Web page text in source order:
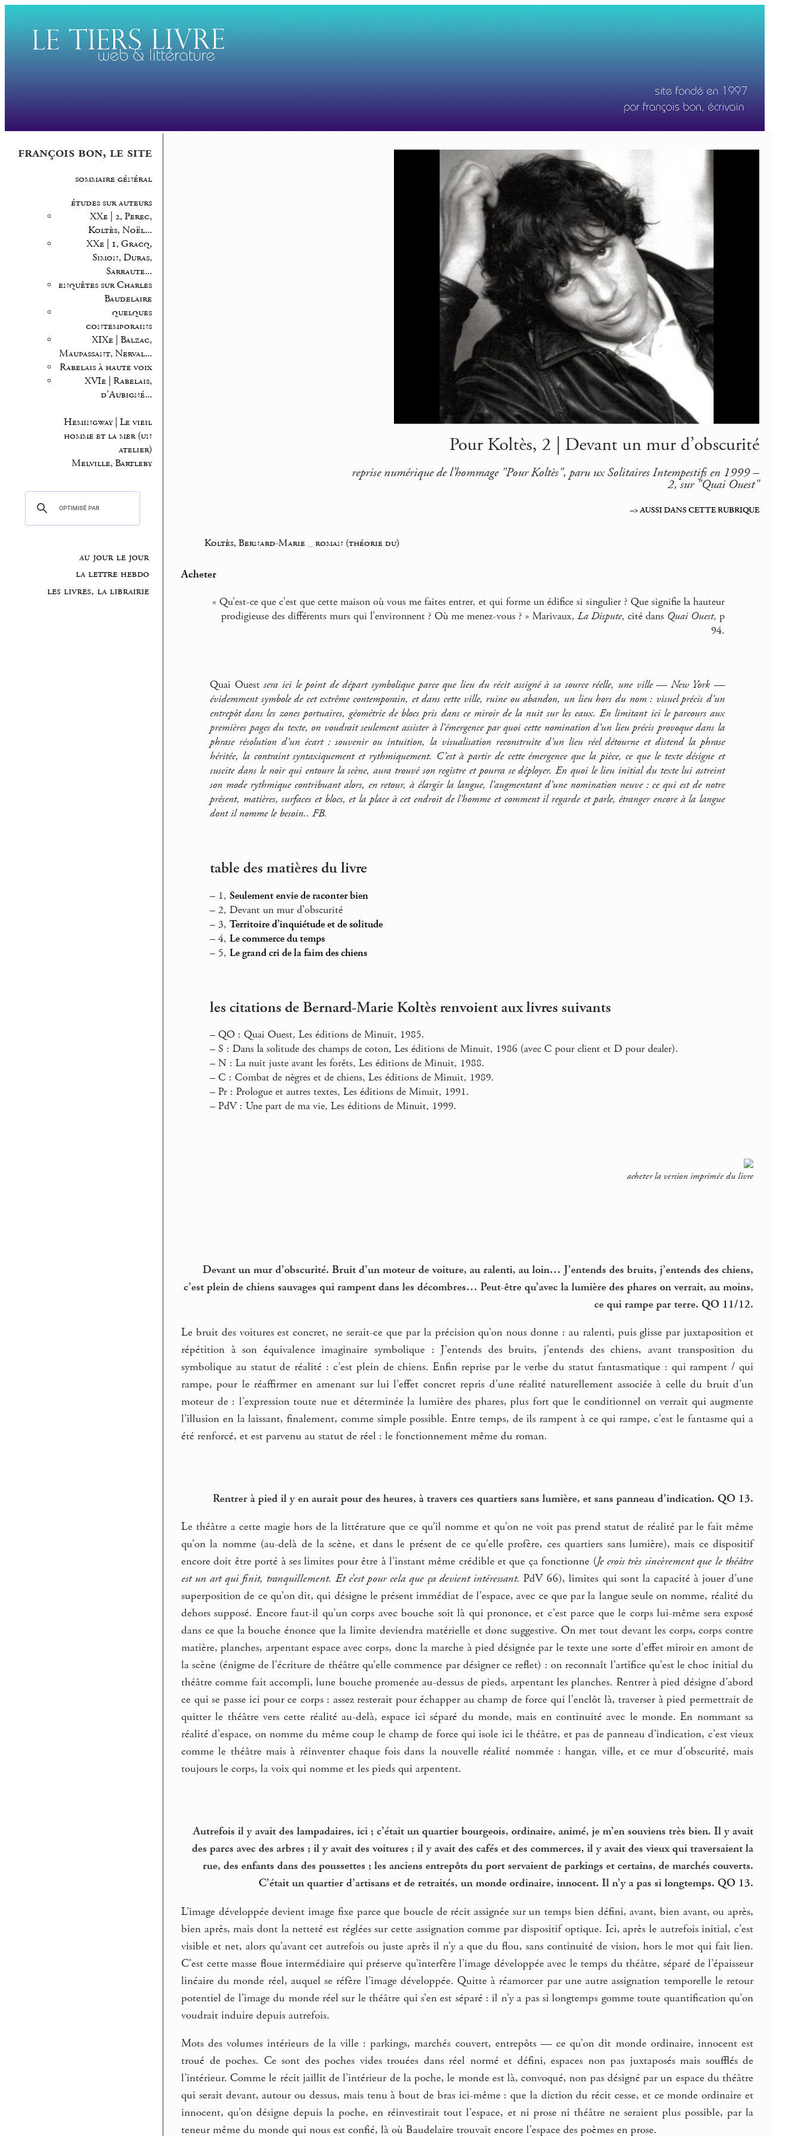
françois bon, le site
sommaire général
études sur auteurs
XXe | 2, Perec,
Koltès, Noël...
XXe | 1, Gracq,
Simon, Duras,
Sarraute...
enquêtes sur Charles
Baudelaire
quelques
contemporains
XIXe | Balzac,
Maupassant, Nerval...
Rabelais à haute voix
XVIe | Rabelais,
d’Aubigné...
Hemingway | Le vieil
homme et la mer (un
atelier)
Melville, Bartleby
au jour le jour
la lettre hebdo
les livres, la librairie
Pour Koltès, 2 | Devant un mur d’obscurité
reprise numérique de l’hommage "Pour Koltès", paru ux Solitaires Intempestifs en 1999 –
2, sur "Quai Ouest"
–> AUSSI DANS CETTE RUBRIQUE
Koltès, Bernard-Marie _roman (théorie du)
Acheter
« Qu’est-ce que c’est que cette maison où vous me faites entrer, et qui forme un édifice si singulier ? Que signifie la hauteur
prodigieuse des différents murs qui l’environnent ? Où me menez-vous ? » Marivaux,La Dispute, cité dans Quai Ouest, p
94.
Quai Ouestsera ici le point de départ symbolique parce que lieu du récit assigné à sa source réelle, une ville — New York —
évidemment symbole de cet extrême contemporain, et dans cette ville, ruine ou abandon, un lieu hors du nom : visuel précis d’un
entrepôt dans les zones portuaires, géométrie de blocs pris dans ce miroir de la nuit sur les eaux. En limitant ici le parcours aux
premières pages du texte, on voudrait seulement assister à l’émergence par quoi cette nomination d’un lieu précis provoque dans la
phrase résolution d’un écart : souvenir ou intuition, la visualisation reconstruite d’un lieu réel détourne et distend la phrase
héritée, la contraint syntaxiquement et rythmiquement. C’est à partir de cette émergence que la pièce, ce que le texte désigne et
suscite dans le noir qui entoure la scène, aura trouvé son registre et pourra se déployer. En quoi le lieu initial du texte lui astreint
son mode rythmique contribuant alors, en retour, à élargir la langue, l’augmentant d’une nomination neuve : ce qui est de notre
présent, matières, surfaces et blocs, et la place à cet endroit de l’homme et comment il regarde et parle, étranger encore à la langue
dont il nomme le besoin.. FB.
table des matières du livre
– 1, Seulement envie de raconter bien
– 2, Devant un mur d’obscurité
– 3, Territoire d’inquiétude et de solitude
– 4, Le commerce du temps
– 5, Le grand cri de la faim des chiens
les citations de Bernard-Marie Koltès renvoient aux livres suivants
– QO : Quai Ouest, Les éditions de Minuit, 1985.
– S : Dans la solitude des champs de coton, Les éditions de Minuit, 1986 (avec C pour client et D pour dealer).
– N : La nuit juste avant les forêts, Les éditions de Minuit, 1988.
– C : Combat de nègres et de chiens, Les éditions de Minuit, 1989.
– Pr : Prologue et autres textes, Les éditions de Minuit, 1991.
– PdV : Une part de ma vie, Les éditions de Minuit, 1999.
acheter la version imprimée du livre
Devant un mur d’obscurité. Bruit d’un moteur de voiture, au ralenti, au loin… J’entends des bruits, j’entends des chiens,
c’est plein de chiens sauvages qui rampent dans les décombres… Peut-être qu’avec la lumière des phares on verrait, au moins,
ce qui rampe par terre. QO 11/12.
Le bruit des voitures est concret, ne serait-ce que par la précision qu’on nous donne : au ralenti, puis glisse par juxtaposition et
répétition à son équivalence imaginaire symbolique : J’entends des bruits, j’entends des chiens, avant transposition du
symbolique au statut de réalité : c’est plein de chiens. Enfin reprise par le verbe du statut fantasmatique : qui rampent / qui
rampe, pour le réaffirmer en amenant sur lui l’effet concret repris d’une réalité naturellement associée à celle du bruit d’un
moteur de : l’expression toute nue et déterminée la lumière des phares, plus fort que le conditionnel on verrait qui augmente
l’illusion en la laissant, finalement, comme simple possible. Entre temps, de ils rampent à ce qui rampe, c’est le fantasme qui a
été renforcé, et est parvenu au statut de réel : le fonctionnement même du roman.
Rentrer à pied il y en aurait pour des heures, à travers ces quartiers sans lumière, et sans panneau d’indication. QO 13.
Le théâtre a cette magie hors de la littérature que ce qu’il nomme et qu’on ne voit pas prend statut de réalité par le fait même
qu’on la nomme (au-delà de la scène, et dans le présent de ce qu’elle profère, ces quartiers sans lumière), mais ce dispositif
encore doit être porté à ses limites pour être à l’instant même crédible et que ça fonctionne (Je crois très sincèrement que le théâtre
est un art qui finit, tranquillement. Et c’est pour cela que ça devient intéressant.PdV 66), limites qui sont la capacité à jouer d’une
superposition de ce qu’on dit, qui désigne le présent immédiat de l’espace, avec ce que par la langue seule on nomme, réalité du
dehors supposé. Encore faut-il qu’un corps avec bouche soit là qui prononce, et c’est parce que le corps lui-même sera exposé
dans ce que la bouche énonce que la limite deviendra matérielle et donc suggestive. On met tout devant les corps, corps contre
matière, planches, arpentant espace avec corps, donc la marche à pied désignée par le texte une sorte d’effet miroir en amont de
la scène (énigme de l’écriture de théâtre qu’elle commence par désigner ce reflet) : on reconnaît l’artifice qu’est le choc initial du
théâtre comme fait accompli, lune bouche promenée au-dessus de pieds, arpentant les planches. Rentrer à pied désigne d’abord
ce qui se passe ici pour ce corps : assez resterait pour échapper au champ de force qui l’enclôt là, traverser à pied permettrait de
quitter le théâtre vers cette réalité au-delà, espace ici séparé du monde, mais en continuité avec le monde. En nommant sa
réalité d’espace, on nomme du même coup le champ de force qui isole ici le théâtre, et pas de panneau d’indication, c’est vieux
comme le théâtre mais à réinventer chaque fois dans la nouvelle réalité nommée : hangar, ville, et ce mur d’obscurité, mais
toujours le corps, la voix qui nomme et les pieds qui arpentent.
Autrefois il y avait des lampadaires, ici ; c’était un quartier bourgeois, ordinaire, animé, je m’en souviens très bien. Il y avait
des parcs avec des arbres ; il y avait des voitures ; il y avait des cafés et des commerces, il y avait des vieux qui traversaient la
rue, des enfants dans des poussettes ; les anciens entrepôts du port servaient de parkings et certains, de marchés couverts.
C’était un quartier d’artisans et de retraités, un monde ordinaire, innocent. Il n’y a pas si longtemps. QO 13.
L’image développée devient image fixe parce que boucle de récit assignée sur un temps bien défini, avant, bien avant, ou après,
bien après, mais dont la netteté est réglées sur cette assignation comme par dispositif optique. Ici, après le autrefois initial, c’est
visible et net, alors qu’avant cet autrefois ou juste après il n’y a que du flou, sans continuité de vision, hors le mot qui fait lien.
C’est cette masse floue intermédiaire qui préserve qu’interfère l’image développée avec le temps du théâtre, séparé de l’épaisseur
linéaire du monde réel, auquel se réfère l’image développée. Quitte à réamorcer par une autre assignation temporelle le retour
potentiel de l’image du monde réel sur le théâtre qui s’en est séparé : il n’y a pas si longtemps gomme toute quantification qu’on
voudrait induire depuis autrefois.
Mots des volumes intérieurs de la ville : parkings, marchés couvert, entrepôts — ce qu’on dit monde ordinaire, innocent est
troué de poches. Ce sont des poches vides trouées dans réel normé et défini, espaces non pas juxtaposés mais soufflés de
l’intérieur. Comme le récit jaillit de l’intérieur de la poche, le monde est là, convoqué, non pas désigné par un espace du théâtre
qui serait devant, autour ou dessus, mais tenu à bout de bras ici-même : que la diction du récit cesse, et ce monde ordinaire et
innocent, qu’on désigne depuis la poche, en réinvestirait tout l’espace, et ni prose ni théâtre ne seraient plus possible, par la
teneur même du monde qui nous est confié, là où Baudelaire trouvait encore l’espace des poèmes en prose.